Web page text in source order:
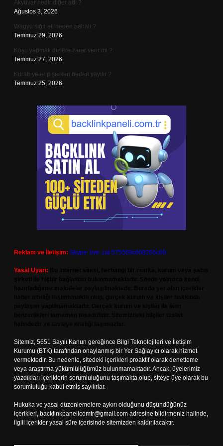
Akyuvar nedir diğer adı ?
Ağustos 3, 2026
Wagyu sığır eti neden pahalı ?
Temmuz 29, 2026
Koşu yapmak dizlere zarar verir mi ?
Temmuz 27, 2026
Kurabiyeler pişerken neden yayılır ?
Temmuz 25, 2026
Reklam ve İletişim: Skype: live:.cid.575569c608265c69
Yasal Uyarı:
Sitemiz, 5651 Sayılı Kanun gereğince Bilgi Teknolojileri ve İletişim
Kurumu (BTK) tarafından onaylanmış bir Yer Sağlayıcı olarak hizmet
vermektedir. Bu nedenle, sitedeki içerikleri proaktif olarak denetleme
veya araştırma yükümlülüğümüz bulunmamaktadır. Ancak, üyelerimiz
yazdıkları içeriklerin sorumluluğunu taşımakta olup, siteye üye olarak bu
sorumluluğu kabul etmiş sayılırlar.
Hukuka ve yasal düzenlemelere aykırı olduğunu düşündüğünüz
içerikleri, backlinkpanelicomtr@gmail.com adresine bildirmeniz halinde,
ilgili içerikler yasal süre içerisinde sitemizden kaldırılacaktır.